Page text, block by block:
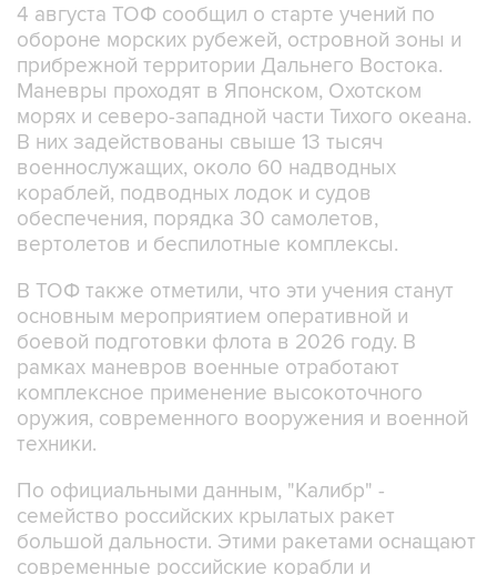
4 августа ТОФ сообщил о старте учений по
обороне морских рубежей, островной зоны и
прибрежной территории Дальнего Востока.
Маневры проходят в Японском, Охотском
морях и северо-западной части Тихого океана.
В них задействованы свыше 13 тысяч
военнослужащих, около 60 надводных
кораблей, подводных лодок и судов
обеспечения, порядка 30 самолетов,
вертолетов и беспилотные комплексы.
В ТОФ также отметили, что эти учения станут
основным мероприятием оперативной и
боевой подготовки флота в 2026 году. В
рамках маневров военные отработают
комплексное применение высокоточного
оружия, современного вооружения и военной
техники.
По официальными данным, "Калибр" -
семейство российских крылатых ракет
большой дальности. Этими ракетами оснащают
современные российские корабли и